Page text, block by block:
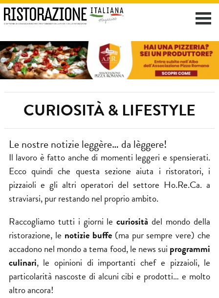
CURIOSITÀ & LIFESTYLE
Le nostre notizie leggère… da lèggere!
Il lavoro è fatto anche di momenti leggeri e spensierati.
Ecco quindi che questa sezione aiuta i ristoratori, i
pizzaioli e gli altri operatori del settore Ho.Re.Ca. a
straviarsi, pur restando nel proprio ambito.
Raccogliamo tutti i giorni lecuriosità del mondo della
ristorazione, le notizie buffe(ma pur sempre vere) che
accadono nel mondo a tema food, le news sui programmi
culinari, le opinioni di importanti chef e pizzaioli, le
particolarità nascoste di alcuni cibi e prodotti… e molto
altro ancora!